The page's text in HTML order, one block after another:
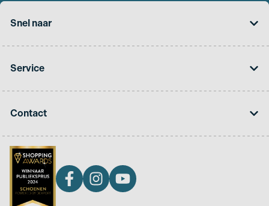
Snel naar
Service
Contact